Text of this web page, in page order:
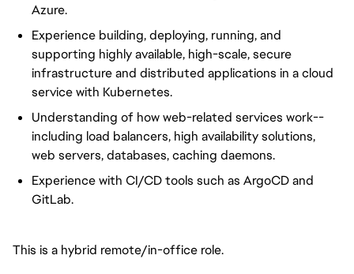
Azure.
Experience building, deploying, running, and
supporting highly available, high-scale, secure
infrastructure and distributed applications in a cloud
service with Kubernetes.
Understanding of how web-related services work--
including load balancers, high availability solutions,
web servers, databases, caching daemons.
Experience with CI/CD tools such as ArgoCD and
GitLab.
This is a hybrid remote/in-office role.